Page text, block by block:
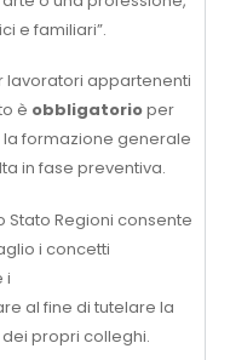
e familiari”.
lavoratori appartenenti
è obbligatorioper
formazione generale
in fase preventiva.
Stato Regioni consente
i concetti
i
al fine di tutelare la
propri colleghi.